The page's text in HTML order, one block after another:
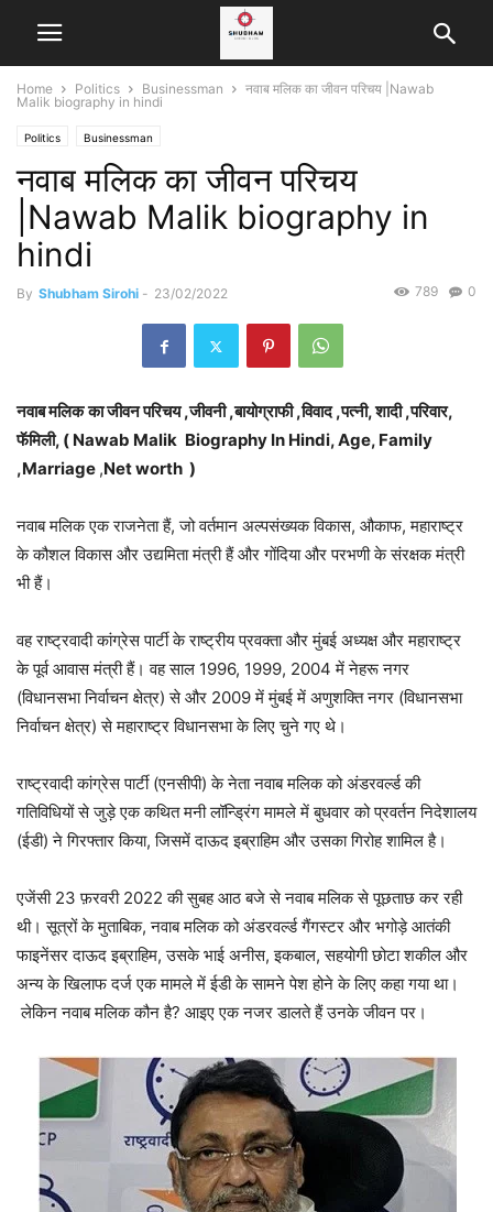
Home Politics Businessman
नवाब मलिक का जीवन परिचय |Nawab
Malik biography in hindi
Politics Businessman
नवाब मलिक का जीवन परिचय
|Nawab Malik biography in
hindi
By Shubham Sirohi - 23/02/2022 0
789
नवाब मलिक का जीवन परिचय ,जीवनी ,बायोग्राफी ,विवाद ,पत्नी, शादी ,परिवार,
फॅमिली, ( Nawab Malik Biography In Hindi, Age, Family
,Marriage ,Net worth )
नवाब मलिक एक राजनेता हैं, जो वर्तमान अल्पसंख्यक विकास, औकाफ, महाराष्ट्र
के कौशल विकास और उद्यमिता मंत्री हैं और गोंदिया और परभणी के संरक्षक मंत्री
भी हैं।
वह राष्ट्रवादी कांग्रेस पार्टी के राष्ट्रीय प्रवक्ता और मुंबई अध्यक्ष और महाराष्ट्र
के पूर्व आवास मंत्री हैं। वह साल 1996, 1999, 2004 में नेहरू नगर
(विधानसभा निर्वाचन क्षेत्र) से और 2009 में मुंबई में अणुशक्ति नगर (विधानसभा
निर्वाचन क्षेत्र) से महाराष्ट्र विधानसभा के लिए चुने गए थे।
राष्ट्रवादी कांग्रेस पार्टी (एनसीपी) के नेता नवाब मलिक को अंडरवर्ल्ड की
गतिविधियों से जुड़े एक कथित मनी लॉन्ड्रिंग मामले में बुधवार को प्रवर्तन निदेशालय
(ईडी) ने गिरफ्तार किया, जिसमें दाऊद इब्राहिम और उसका गिरोह शामिल है।
एजेंसी 23 फ़रवरी 2022 की सुबह आठ बजे से नवाब मलिक से पूछताछ कर रही
थी। सूत्रों के मुताबिक, नवाब मलिक को अंडरवर्ल्ड गैंगस्टर और भगोड़े आतंकी
फाइनेंसर दाऊद इब्राहिम, उसके भाई अनीस, इकबाल, सहयोगी छोटा शकील और
अन्य के खिलाफ दर्ज एक मामले में ईडी के सामने पेश होने के लिए कहा गया था।
लेकिन नवाब मलिक कौन है? आइए एक नजर डालते हैं उनके जीवन पर।